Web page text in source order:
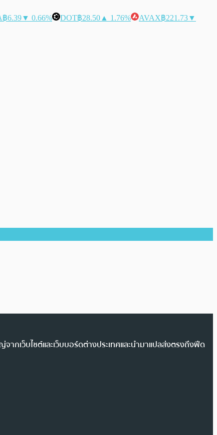
฿6.39▼ 0.66% DOT฿28.50 ▲ 1.76% AVAX฿221.73▼
ากเว็บไซต์และเว็บบอร์ดต่างประเทศและนำมาแปลส่งตรงถึงฟีด